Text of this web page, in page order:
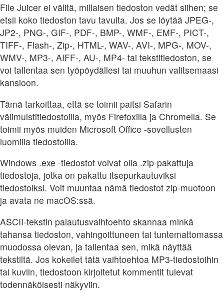
File Juicer ei välitä, millaisen tiedoston vedät siihen; se
etsii koko tiedoston tavu tavulta. Jos se löytää JPEG-,
JP2-, PNG-, GIF-, PDF-, BMP-, WMF-, EMF-, PICT-,
TIFF-, Flash-, Zip-, HTML-, WAV-, AVI-, MPG-, MOV-,
WMV-, MP3-, AIFF-, AU-, MP4- tai tekstitiedoston, se
voi tallentaa sen työpöydällesi tai muuhun valitsemaasi
kansioon.
Tämä tarkoittaa, että se toimii paitsi Safarin
välimuistitiedostoilla, myös Firefoxilla ja Chromella. Se
toimii myös muiden Microsoft Office -sovellusten
luomilla tiedostoilla.
Windows .exe -tiedostot voivat olla .zip-pakattuja
tiedostoja, jotka on pakattu itsepurkautuviksi
tiedostoiksi. Voit muuntaa nämä tiedostot zip-muotoon
ja avata ne macOS:ssä.
ASCII-tekstin palautusvaihtoehto skannaa minkä
tahansa tiedoston, vahingoittuneen tai tuntemattomassa
muodossa olevan, ja tallentaa sen, mikä näyttää
tekstiltä. Jos kokeilet tätä vaihtoehtoa MP3-tiedostoihin
tai kuviin, tiedostoon kirjoitetut kommentit tulevat
todennäköisesti näkyviin.